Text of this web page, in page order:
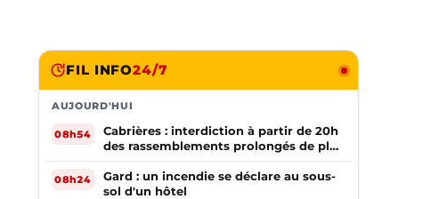
FIL INFO24/7
AUJOURD'HUI
08h54
Cabrières : interdiction à partir de 20h
des rassemblements prolongés de plus
de deux mineurs non accompagnés
d'un adulte
08h24
Gard : un incendie se déclare au sous-
sol d'un hôtel